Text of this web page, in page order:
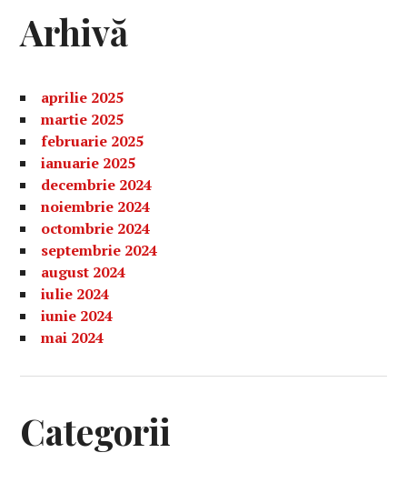
Arhivă
aprilie 2025
martie 2025
februarie 2025
ianuarie 2025
decembrie 2024
noiembrie 2024
octombrie 2024
septembrie 2024
august 2024
iulie 2024
iunie 2024
mai 2024
Categorii